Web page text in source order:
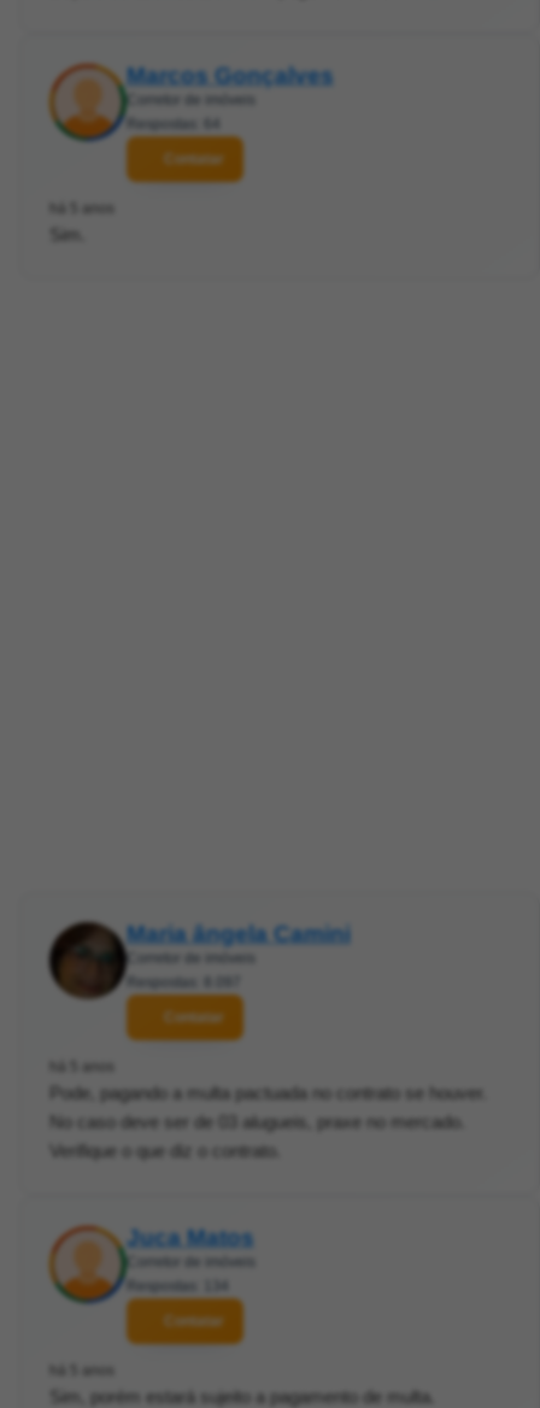
Marcos Gonçalves
Corretor de imóveis
Respostas: 64
Contatar
há 5 anos
Sim.
Maria ângela Camini
Corretor de imóveis
Respostas: 8.097
Contatar
há 5 anos
Pode, pagando a multa pactuada no contrato se houver.
No caso deve ser de 03 alugueis, praxe no mercado.
Verifique o que diz o contrato.
Juca Matos
Corretor de imóveis
Respostas: 134
Contatar
há 5 anos
Sim, porém estará sujeito a pagamento de multa.